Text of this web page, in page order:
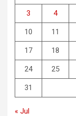
3 4
10 11
17 18
24 25
31
« Jul